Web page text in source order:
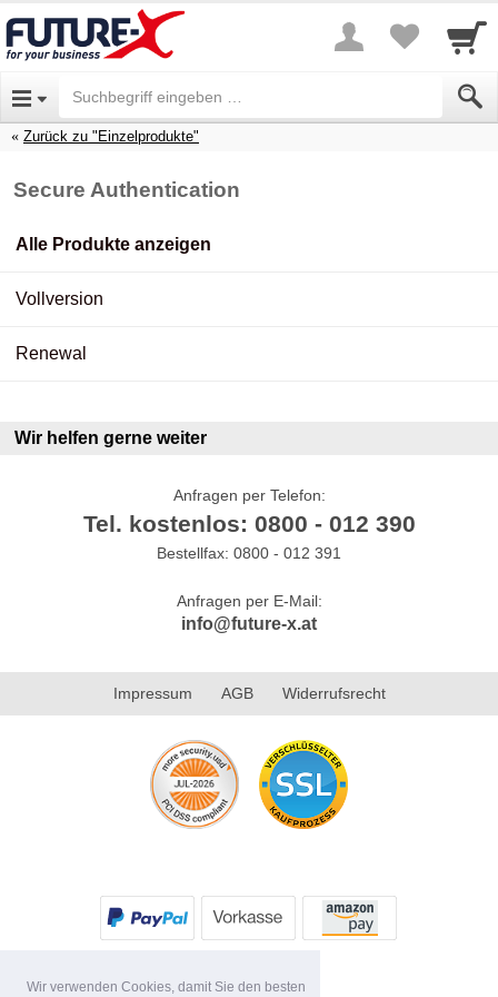
Wir verwenden Cookies, damit Sie den besten
Zurück zu "Einzelprodukte"
Secure Authentication
Alle Produkte anzeigen
Vollversion
Renewal
Wir helfen gerne weiter
Anfragen per Telefon:
Tel. kostenlos: 0800 - 012 390
Bestellfax: 0800 - 012 391
Anfragen per E-Mail:
info@future-x.at
Impressum AGB Widerrufsrecht